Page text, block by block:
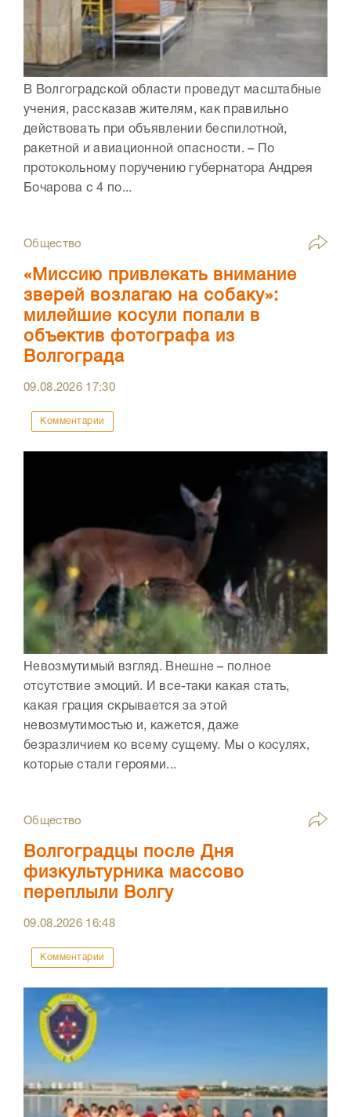
В Волгоградской области проведут масштабные
учения, рассказав жителям, как правильно
действовать при объявлении беспилотной,
ракетной и авиационной опасности. – По
протокольному поручению губернатора Андрея
Бочарова с 4 по...
Общество
«Миссию привлекать внимание
зверей возлагаю на собаку»:
милейшие косули попали в
объектив фотографа из
Волгограда
09.08.2026 17:30
Комментарии
Невозмутимый взгляд. Внешне – полное
отсутствие эмоций. И все-таки какая стать,
какая грация скрывается за этой
невозмутимостью и, кажется, даже
безразличием ко всему сущему. Мы о косулях,
которые стали героями...
Общество
Волгоградцы после Дня
физкультурника массово
переплыли Волгу
09.08.2026 16:48
Комментарии